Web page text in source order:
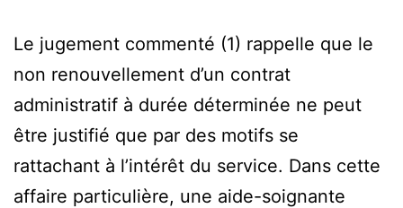
Le jugement commenté (1) rappelle que le
non renouvellement d’un contrat
administratif à durée déterminée ne peut
être justifié que par des motifs se
rattachant à l’intérêt du service. Dans cette
affaire particulière, une aide-soignante